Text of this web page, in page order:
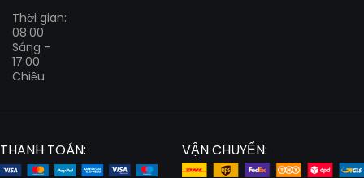
Thời gian:
08:00
Sáng -
17:00
Chiều
THANH TOÁN: VẬN CHUYỂN: